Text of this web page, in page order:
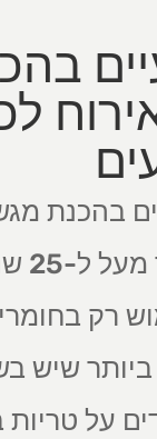
בהכנת
רק
ביותר שיש
על